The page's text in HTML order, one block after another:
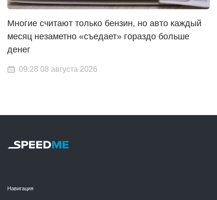
Многие считают только бензин, но авто каждый
месяц незаметно «съедает» гораздо больше
денег
09:28 08 августа 2026
Навигация